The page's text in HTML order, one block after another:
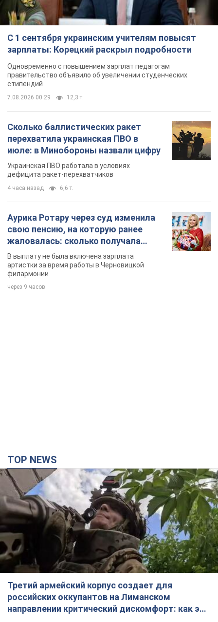
С 1 сентября украинским учителям повысят
зарплаты: Корецкий раскрыл подробности
Одновременно с повышением зарплат педагогам
правительство объявило об увеличении студенческих
стипендий
7.08.2026 00:29 12,3 т.
Сколько баллистических ракет
перехватила украинская ПВО в
июле: в Минобороны назвали цифру
Украинская ПВО работала в условиях
дефицита ракет-перехватчиков
4 часа назад 6,6 т.
Аурика Ротару через суд изменила
свою пенсию, на которую ранее
жаловалась: сколько получала
певица
В выплату не была включена зарплата
артистки за время работы в Черновицкой
филармонии
через 9 часов
TOP NEWS
Третий армейский корпус создает для
российских оккупантов на Лиманском
направлении критический дискомфорт: как это